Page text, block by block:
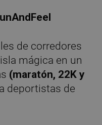
de corredores
mágica en un
(maratón, 22K y
deportistas de